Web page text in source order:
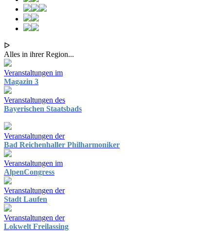
ᐅ
Alles in ihrer Region...
Veranstaltungen im
Magazin 3
Veranstaltungen des
Bayerischen Staatsbads
Veranstaltungen der
Bad Reichenhaller Philharmoniker
Veranstaltungen im
AlpenCongress
Veranstaltungen der
Stadt Laufen
Veranstaltungen der
Lokwelt Freilassing